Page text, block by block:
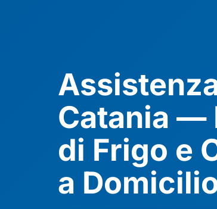
Catania —
di Frigo e
a